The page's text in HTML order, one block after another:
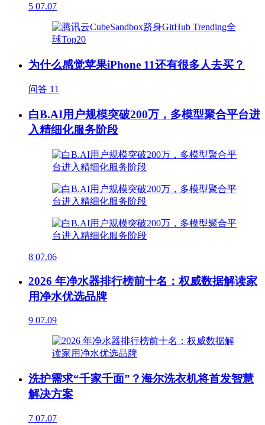
5 07.07
为什么感觉苹果iPhone 11还有很多人去买？
问答 11
白B.AI用户规模突破200万，多模型聚合平台进
入精细化服务阶段
8 07.06
2026 年净水器排行榜前十名：权威数据解读家
用净水优选品牌
9 07.09
洗护需求“千家千面”？海尔洗衣机将首发智慧
解决方案
7 07.07